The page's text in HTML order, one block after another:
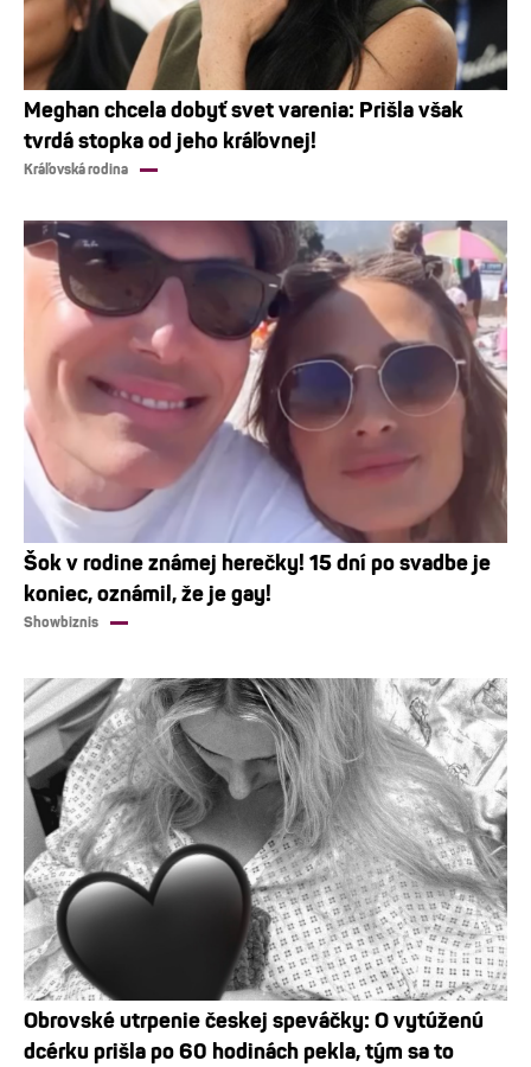
Meghan chcela dobyť svet varenia: Prišla však
tvrdá stopka od jeho kráľovnej!
Kráľovská rodina
Šok v rodine známej herečky! 15 dní po svadbe je
koniec, oznámil, že je gay!
Showbiznis
Obrovské utrpenie českej speváčky: O vytúženú
dcérku prišla po 60 hodinách pekla, tým sa to